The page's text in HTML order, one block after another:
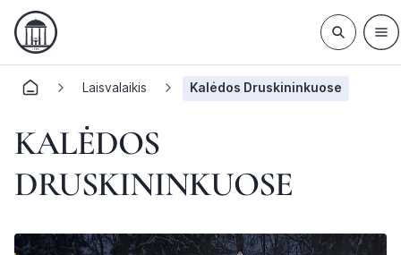
Laisvalaikis Kalėdos Druskininkuose
KALĖDOS
DRUSKININKUOSE